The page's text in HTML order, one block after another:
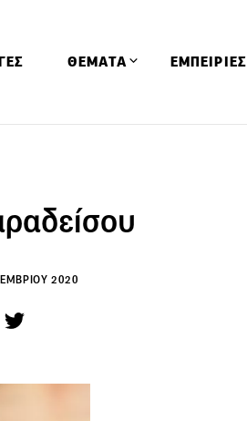
ΘΕΜΑΤΑ
Ειδήσεις
Οινοπνευματώδη
ΕΜΠΕΙΡΙΕΣ
2020